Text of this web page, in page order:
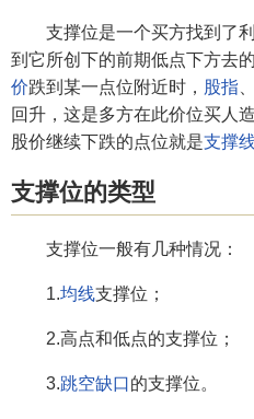
支撑位是一个买方找到了利
到它所创下的前期低点下方去的
价跌到某一点位附近时， 股指
回升，这是多方在此价位买人
股价继续下跌的点位就是支撑
支撑位的类型
支撑位一般有几种情况：
1.均线支撑位；
2.高点和低点的支撑位；
3.跳空缺口的支撑位。